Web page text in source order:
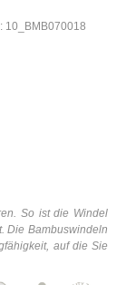
10_BMB070018
So ist die Windel
Die Bambuswindeln
auf die Sie